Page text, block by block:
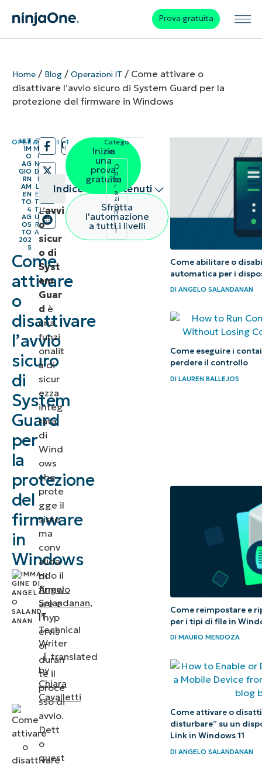
Prova gratuita
Home/ Blog/ Operazioni IT / Come attivare o
disattivare l’avvio sicuro di System Guard per la
protezione del firmware in Windows
OPERAZIONI IT
/
ULT
IM
O
AG
GIO
RN
AM
EN
TO
4
AG
OS
TO
202
5
/
5
M
I
N
D
I
L
E
T
T
U
R
A
Come
attivare
o
disattivare
l’avvio
sicuro
di
System
Guard
per
la
protezione
del
firmware
in
Windows
di
Angelo
Salandanan,
IT
Technical
Writer
|translated
by
Chiara
Cavalletti
Indice dei contenuti
Riepilogo
Prerequisiti
impostazioni
sull’avvio
sicuro
l’avvio
di
Guard
L’avvi
o
sicur
o di
Syst
em
Guar
d è
una
funzi
onalit
à di
sicur
ezza
integ
rata
di
Wind
ows
che
prote
gge il
siste
ma
conv
alida
ndo il
firmw
are e
l’hyp
ervis
or
duran
te il
proce
sso di
avvio.
Dett
o
quest
Inizia
una
prova
gratuita
Sfrutta
l'automazione
a tutti i livelli
Catego
rie:
O
p
e
r
a
zi
o
n
i
I
T
Come abilitare o
automatica per i
DIANGELO SALANDANAN
Come eseguire i
perdere il controllo
DILAUREN BALLEJOS
Come reimpostare e
per i tipi di file in
DIMAURO MENDOZA
Come attivare o
disturbare” su un
Link in Windows 11
DIANGELO SALANDANAN